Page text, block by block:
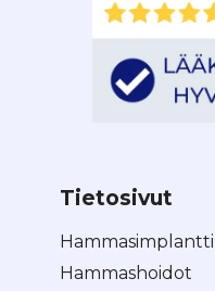
Tietosivut
Hammasimplantti
Hammashoidot